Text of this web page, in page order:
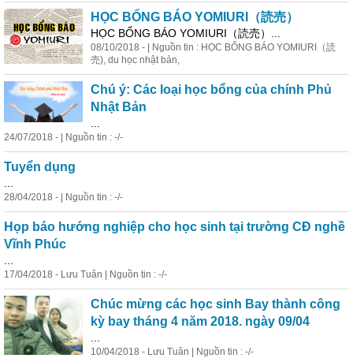
HỌC BỔNG BÁO YOMIURI（読売）
HỌC BỔNG BÁO YOMIURI（読売）...
08/10/2018 - | Nguồn tin : HỌC BỔNG BÁO YOMIURI（読
売), du học nhật bản,
Chú ý: Các loại học bổng của chính Phủ
Nhật Bản
24/07/2018 - | Nguồn tin : -/-
Tuyển dụng
28/04/2018 - | Nguồn tin : -/-
Họp báo hướng nghiệp cho học sinh tại trường CĐ nghề
Vĩnh Phúc
17/04/2018 - Lưu Tuân | Nguồn tin : -/-
Chúc mừng các học sinh Bay thành công
kỳ bay tháng 4 năm 2018. ngày 09/04
10/04/2018 - Lưu Tuân | Nguồn tin : -/-